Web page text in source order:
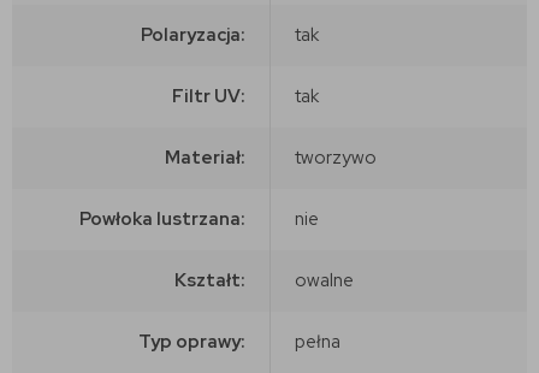
Polaryzacja: tak
Filtr UV: tak
Materiał: tworzywo
Powłoka lustrzana: nie
Kształt: owalne
Typ oprawy: pełna